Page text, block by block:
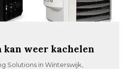
weer kachelen
Solutions in Winterswijk,